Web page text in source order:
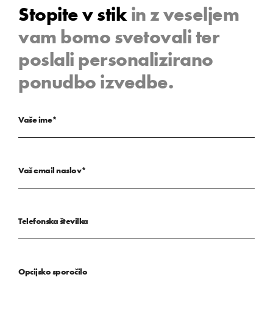
Stopite v stikin z veseljem
vam bomo svetovali ter
poslali personalizirano
ponudbo izvedbe.